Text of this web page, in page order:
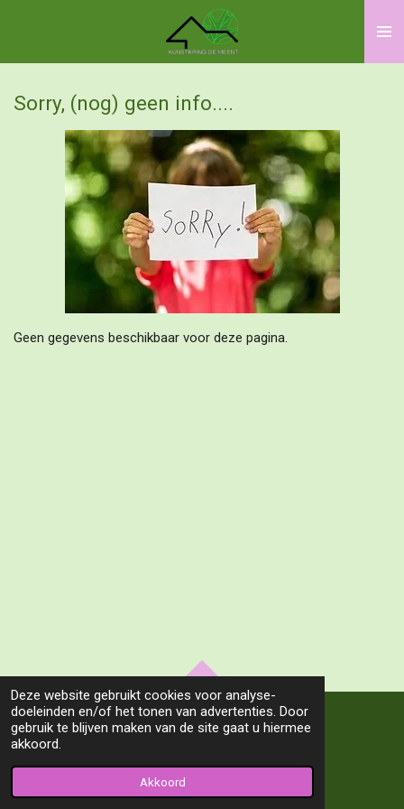
Deze website gebruikt cookies voor analyse-
doeleinden en/of het tonen van advertenties. Door
gebruik te blijven maken van de site gaat u hiermee
akkoord.
Akkoord
naar
hoofdinhoud
Sorry, (nog) geen info....
Geen gegevens beschikbaar voor deze pagina.
TOP
© 2022 - 2024 Kunstkring de Meent
Powered byJouwWeb